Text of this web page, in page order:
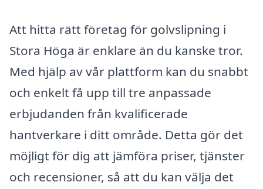
Att hitta rätt företag för golvslipning i
Stora Höga är enklare än du kanske tror.
Med hjälp av vår plattform kan du snabbt
och enkelt få upp till tre anpassade
erbjudanden från kvalificerade
hantverkare i ditt område. Detta gör det
möjligt för dig att jämföra priser, tjänster
och recensioner, så att du kan välja det